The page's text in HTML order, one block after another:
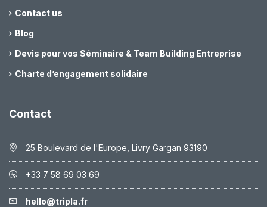
Contact us
Blog
Devis pour vos Séminaire & Team Building Entreprise
Charte d’engagement solidaire
Contact
25 Boulevard de l'Europe, Livry Gargan 93190
+33 7 58 69 03 69
hello@tripla.fr